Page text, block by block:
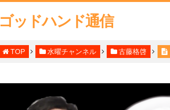
ゴッドハンド通信
TOP 水曜チャンネル 古藤格啓